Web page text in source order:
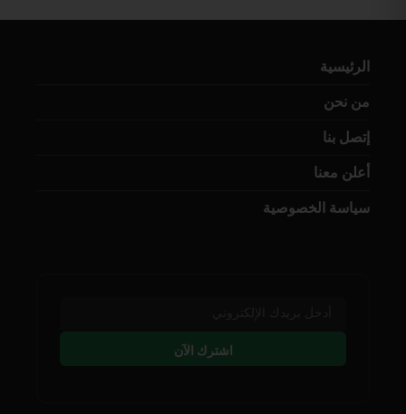
الرئيسية
من نحن
إتصل بنا
أعلن معنا
سياسة الخصوصية
اشترك الآن